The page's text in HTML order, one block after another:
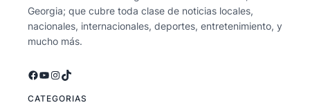
Georgia; que cubre toda clase de noticias locales,
nacionales, internacionales, deportes, entretenimiento, y
mucho más.
Facebook
YouTube
Instagram
TikTok
CATEGORIAS